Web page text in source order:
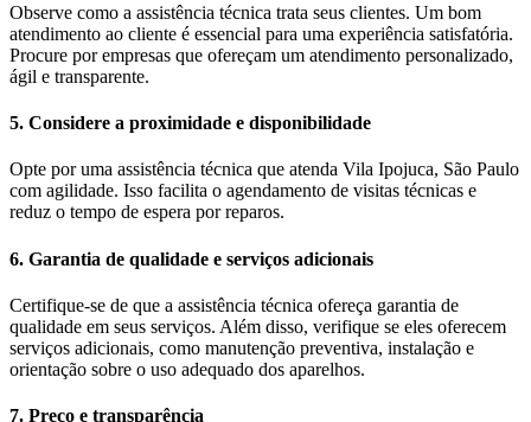
Observe como a assistência técnica trata seus clientes. Um bom
atendimento ao cliente é essencial para uma experiência satisfatória.
Procure por empresas que ofereçam um atendimento personalizado,
ágil e transparente.
5. Considere a proximidade e disponibilidade
Opte por uma assistência técnica que atenda Vila Ipojuca, São Paulo
com agilidade. Isso facilita o agendamento de visitas técnicas e
reduz o tempo de espera por reparos.
6. Garantia de qualidade e serviços adicionais
Certifique-se de que a assistência técnica ofereça garantia de
qualidade em seus serviços. Além disso, verifique se eles oferecem
serviços adicionais, como manutenção preventiva, instalação e
orientação sobre o uso adequado dos aparelhos.
7. Preço e transparência